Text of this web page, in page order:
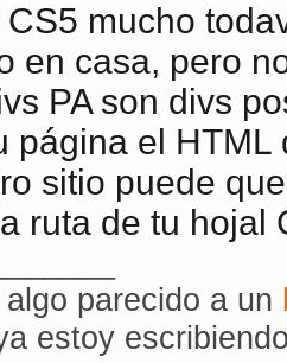
mucho
en casa, pero
PA son divs
página el
sitio puede
ruta de tu hojal
parecido a un
estoy